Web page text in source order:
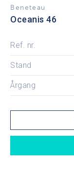
Beneteau
Oceanis 46
Ref. nr.
Stand
Årgang